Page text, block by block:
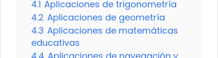
4.1 Aplicaciones de trigonometría
4.2 Aplicaciones de geometría
4.3 Aplicaciones de matemáticas
educativas
4.4 Aplicaciones de navegación y